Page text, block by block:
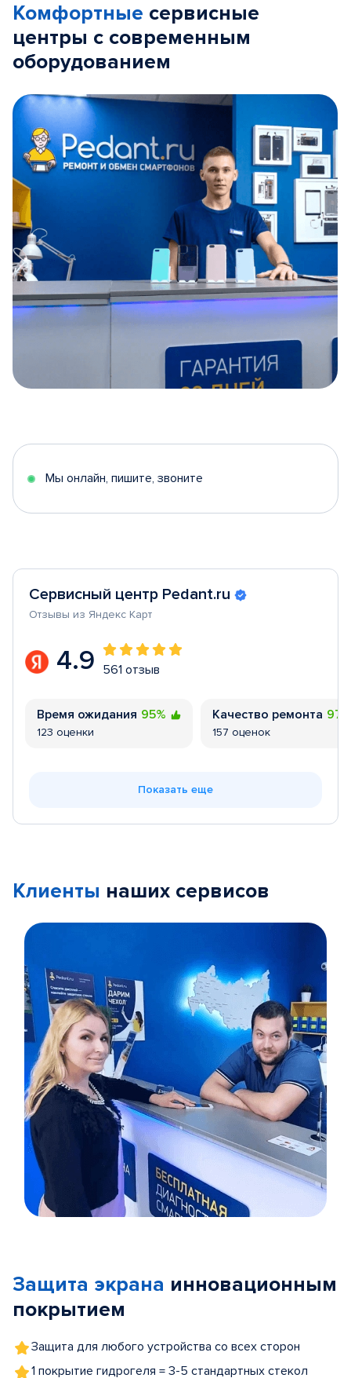
Комфортные сервисные
центры с современным
оборудованием
5
Мы онлайн, пишите, звоните
Сервисный центр Pedant.ru
Отзывы из Яндекс Карт
4.9 561 отзыв
Время ожидания 95%
123 оценки
Качество ремонта
157 оценок
Показать еще
Клиенты наших сервисов
5
Защита экрана инновационным
покрытием
Защита для любого устройства со всех сторон
1 покрытие гидрогеля = 3-5 стандартных стекол